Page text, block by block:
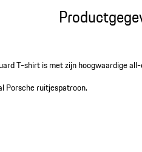
T-shirt is met zijn hoogwaardige
Porsche ruitjespatroon.